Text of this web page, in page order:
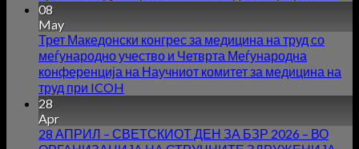
08
May
Трет Македонски конгрес за медицина на труд со
меѓународно учество и Четврта Меѓународна
конференција на Научниот комитет за медицина на
труд при ICOH
28
Apr
28 АПРИЛ – СВЕТСКИОТ ДЕН ЗА БЗР 2026 – ВО